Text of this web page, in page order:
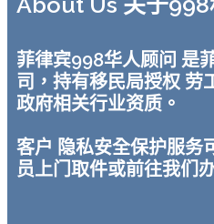
菲律宾998华人顾问 是
司，持有移民局授权 劳
政府相关行业资质。
客户 隐私安全保护服务
员上门取件或前往我们